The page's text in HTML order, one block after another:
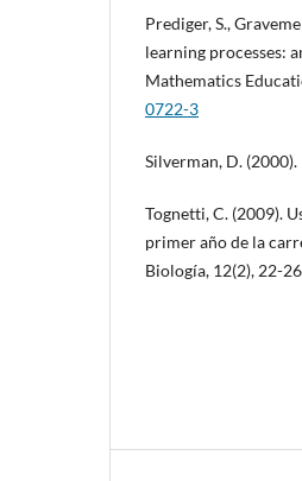
Prediger, S.,
learning processes:
Mathematics
0722-3
Silverman, D.
Tognetti, C. (2009).
primer año de la
Biología, 12(2), 22-